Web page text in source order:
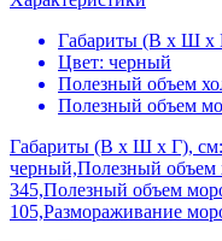
Габариты (В х Ш х
Цвет: черный
Полезный объем
Полезный объем
Габариты (В х Ш х Г),
черный,Полезный объем
345,Полезный объем
105,Размораживание